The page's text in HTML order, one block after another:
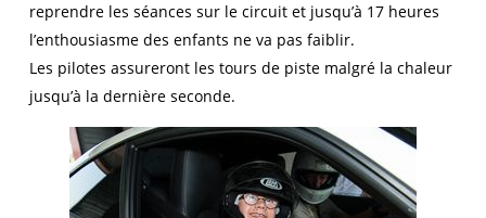
reprendre les séances sur le circuit et jusqu’à 17 heures
l’enthousiasme des enfants ne va pas faiblir.
Les pilotes assureront les tours de piste malgré la chaleur
jusqu’à la dernière seconde.